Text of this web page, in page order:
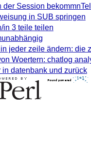
der Session
in SUB springen
in 3 teile teilen
jeder zeile ändern: die
Woertern: chatlog
in datenbank und zurück